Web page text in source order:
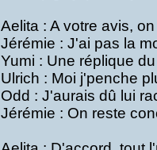
Aelita : A votre avis,
Jérémie : J'ai pas la
Yumi : Une réplique
Ulrich : Moi j'penche
Odd : J'aurais dû lui
Jérémie : On reste